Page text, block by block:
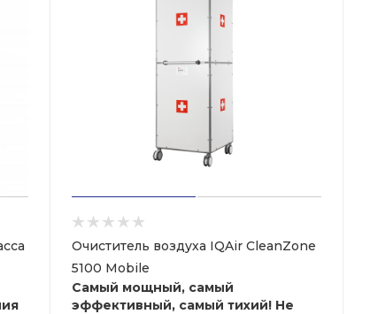
Очиститель воздуха IQAir CleanZone
5100 Mobile
Самый мощный, самый
эффективный, самый тихий! Не